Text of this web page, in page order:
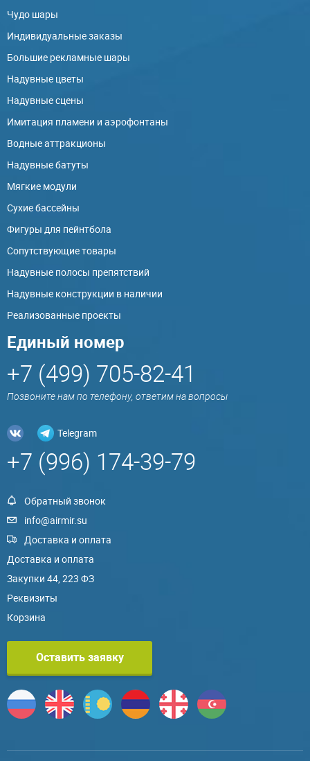
Чудо шары
Индивидуальные заказы
Большие рекламные шары
Надувные цветы
Надувные сцены
Имитация пламени и аэрофонтаны
Водные аттракционы
Надувные батуты
Мягкие модули
Сухие бассейны
Фигуры для пейнтбола
Сопутствующие товары
Надувные полосы препятствий
Надувные конструкции в наличии
Реализованные проекты
Единый номер
+7 (499) 705-82-41
Позвоните нам по телефону, ответим на вопросы
Telegram
+7 (996) 174-39-79
Обратный звонок
info@airmir.su
Доставка и оплата
Доставка и оплата
Закупки 44, 223 ФЗ
Реквизиты
Корзина
Оставить заявку